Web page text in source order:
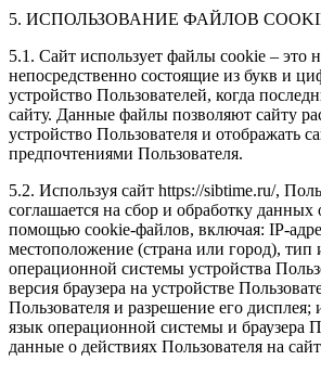
5. ИСПОЛЬЗОВАНИЕ ФАЙЛОВ
5.1. Сайт использует файлы cookie – это
непосредственно состоящие из букв и
устройство Пользователей, когда
сайту. Данные файлы позволяют сайту
устройство Пользователя и отображать
предпочтениями Пользователя.
5.2. Используя сайт https://sibtime.ru/,
соглашается на сбор и обработку данных
помощью cookie-файлов, включая: IP-
местоположение (страна или город), тип
операционной системы устройства
версия браузера на устройстве
Пользователя и разрешение его дисплея;
язык операционной системы и браузера
данные о действиях Пользователя на